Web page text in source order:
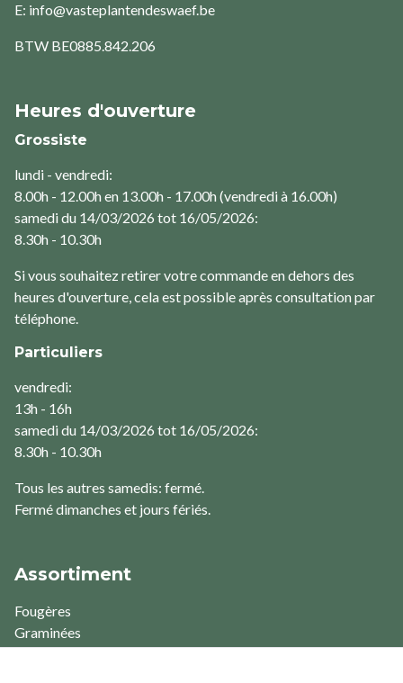
E: info@vasteplantendeswaef.be
BTW BE0885.842.206
Heures d'ouverture
Grossiste
lundi - vendredi:
8.00h - 12.00h en 13.00h - 17.00h (vendredi à 16.00h)
samedi du 14/03/2026 tot 16/05/2026:
8.30h - 10.30h
Si vous souhaitez retirer votre commande en dehors des
heures d'ouverture, cela est possible après consultation par
téléphone.
Particuliers
vendredi:
13h - 16h
samedi du 14/03/2026 tot 16/05/2026:
8.30h - 10.30h
Tous les autres samedis: fermé.
Fermé dimanches et jours fériés.
Assortiment
Fougères
Graminées
Plantes aquatiques